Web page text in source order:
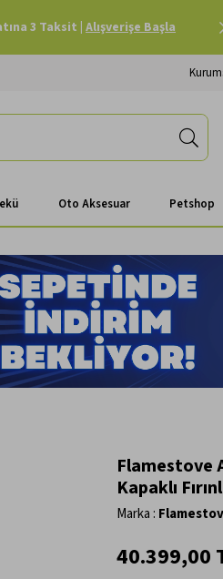
İndirim |Alışverişe Başla
Oto Aksesuar Petshop
Flamestove
Kapaklı
Marka :
40.399,00